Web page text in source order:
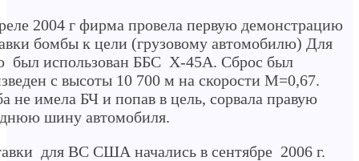
2004 г фирма провела первую демонстрацию
бомбы к цели (грузовому автомобилю) Для
был использован ББС Х-45А. Сброс был
с высоты 10 700 м на скорости М=0,67.
не имела БЧ и попав в цель, сорвала правую
шину автомобиля.
для ВС США начались в сентябре 2006 г.